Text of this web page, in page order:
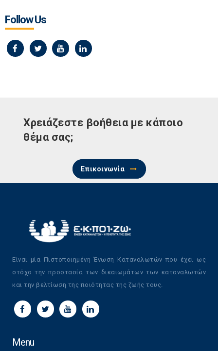
Follow Us
Χρειάζεστε βοήθεια με κάποιο
θέμα σας;
Επικοινωνία
Είναι μία Πιστοποιημένη Ένωση Καταναλωτών που έχει ως
στόχο την προστασία των δικαιωμάτων των καταναλωτών
και την βελτίωση της ποιότητας της ζωής τους.
Menu